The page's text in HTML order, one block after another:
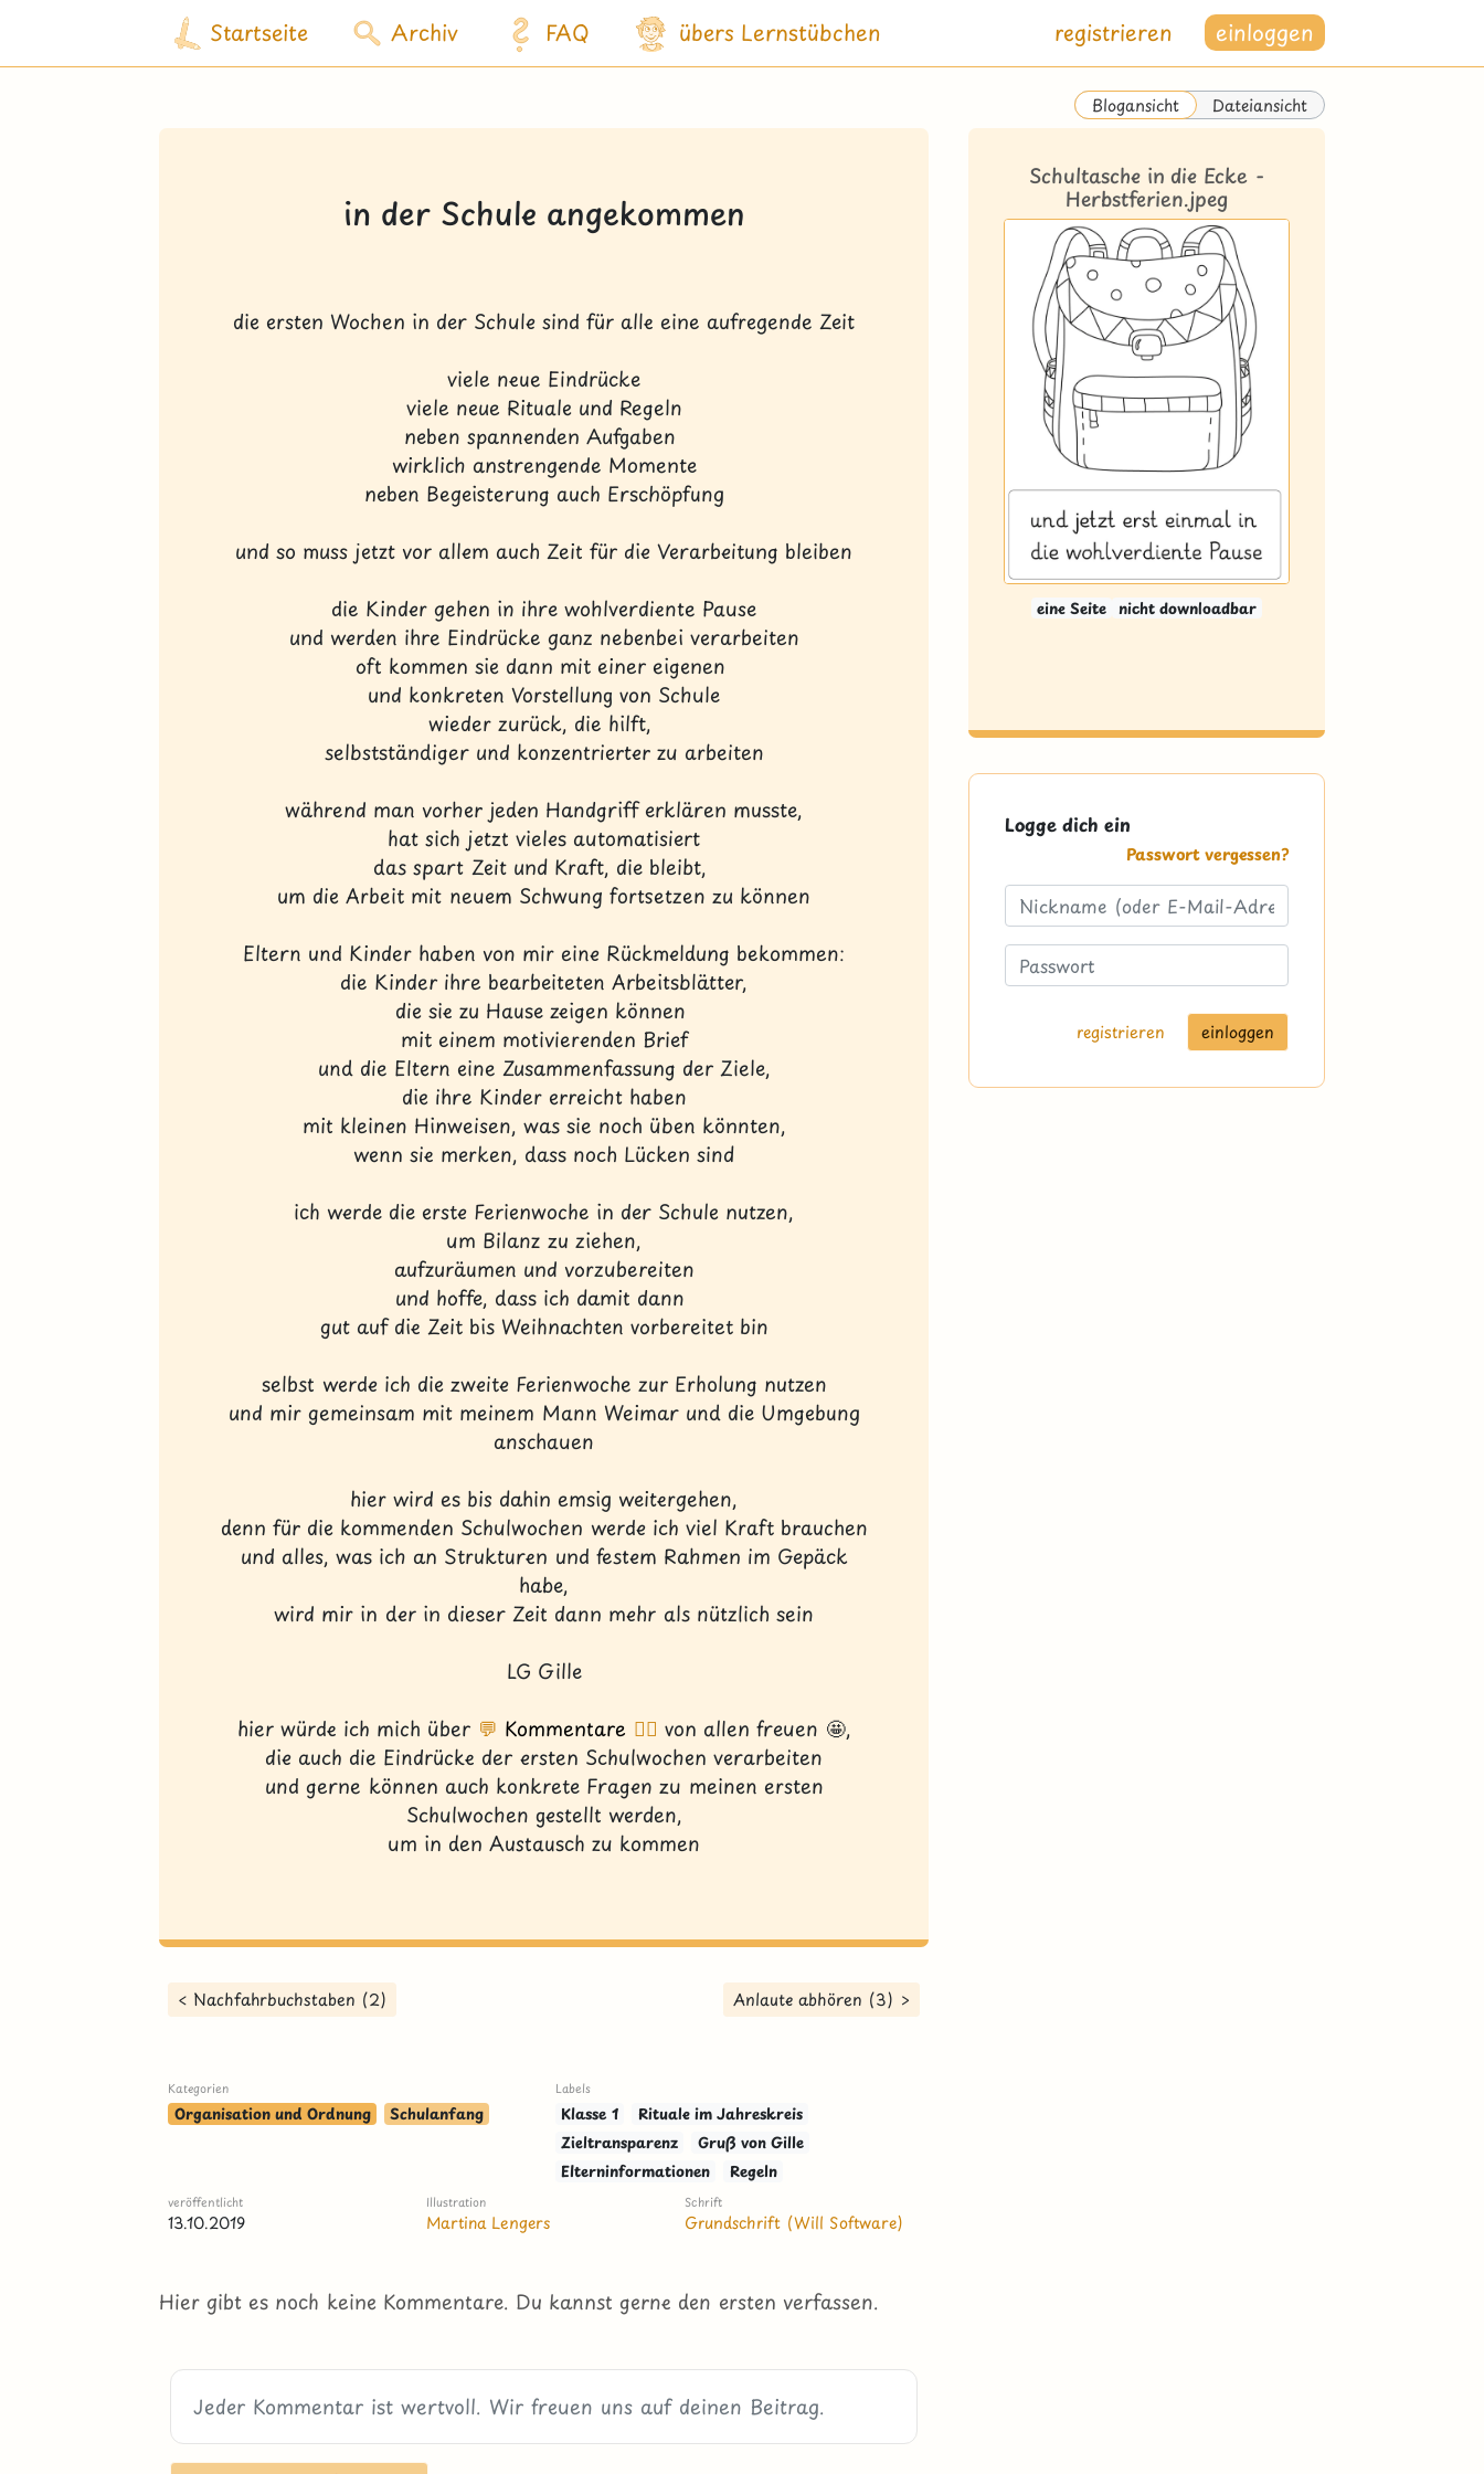
Startseite Archiv FAQ übers Lernstübchen registrieren einloggen
Blogansicht Dateiansicht
in der Schule angekommen
die ersten Wochen in der Schule sind für alle eine aufregende Zeit
viele neue Eindrücke
viele neue Rituale und Regeln
neben spannenden Aufgaben
wirklich anstrengende Momente
neben Begeisterung auch Erschöpfung
und so muss jetzt vor allem auch Zeit für die Verarbeitung bleiben
die Kinder gehen in ihre wohlverdiente Pause
und werden ihre Eindrücke ganz nebenbei verarbeiten
oft kommen sie dann mit einer eigenen
und konkreten Vorstellung von Schule
wieder zurück, die hilft,
selbstständiger und konzentrierter zu arbeiten
während man vorher jeden Handgriff erklären musste,
hat sich jetzt vieles automatisiert
das spart Zeit und Kraft, die bleibt,
um die Arbeit mit neuem Schwung fortsetzen zu können
Eltern und Kinder haben von mir eine Rückmeldung bekommen:
die Kinder ihre bearbeiteten Arbeitsblätter,
die sie zu Hause zeigen können
mit einem motivierenden Brief
und die Eltern eine Zusammenfassung der Ziele,
die ihre Kinder erreicht haben
mit kleinen Hinweisen, was sie noch üben könnten,
wenn sie merken, dass noch Lücken sind
ich werde die erste Ferienwoche in der Schule nutzen,
um Bilanz zu ziehen,
aufzuräumen und vorzubereiten
und hoffe, dass ich damit dann
gut auf die Zeit bis Weihnachten vorbereitet bin
selbst werde ich die zweite Ferienwoche zur Erholung nutzen
und mir gemeinsam mit meinem Mann Weimar und die Umgebung
anschauen
hier wird es bis dahin emsig weitergehen,
denn für die kommenden Schulwochen werde ich viel Kraft brauchen
und alles, was ich an Strukturen und festem Rahmen im Gepäck
habe,
wird mir in der in dieser Zeit dann mehr als nützlich sein
LG Gille
hier würde ich mich über 💬 Kommentare 👇🏼 von allen freuen 🤩,
die auch die Eindrücke der ersten Schulwochen verarbeiten
und gerne können auch konkrete Fragen zu meinen ersten
Schulwochen gestellt werden,
um in den Austausch zu kommen
< Nachfahrbuchstaben (2) Anlaute abhören (3) >
Kategorien
Organisation und Ordnung Schulanfang
Labels
Klasse 1
Rituale im Jahreskreis
Zieltransparenz
Gruß von Gille
Elterninformationen
Regeln
veröffentlicht
13.10.2019
Illustration
Martina Lengers
Schrift
Grundschrift (Will Software)
Hier gibt es noch keine Kommentare. Du kannst gerne den ersten verfassen.
Schultasche in die Ecke -
Herbstferien.jpeg
eine Seite nicht downloadbar
Logge dich ein
Passwort vergessen?
registrieren